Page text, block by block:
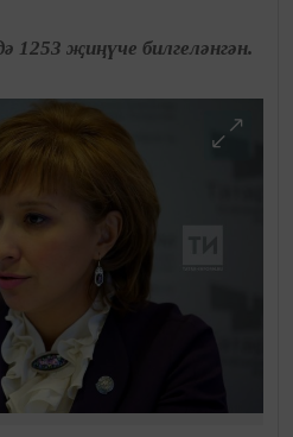
1253 җиңүче билгеләнгән.